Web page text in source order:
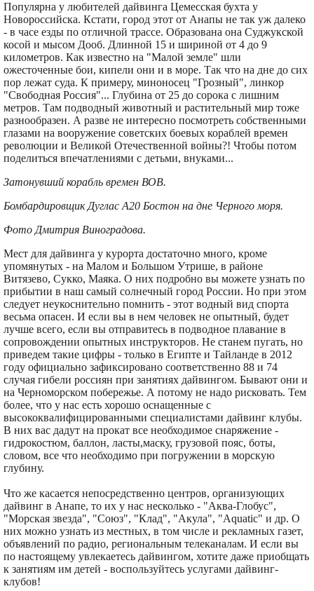
Популярна у любителей дайвинга Цемесская бухта у
Новороссийска. Кстати, город этот от Анапы не так уж далеко
- в часе езды по отличной трассе. Образована она Суджукской
косой и мысом Дооб. Длинной 15 и шириной от 4 до 9
километров. Как известно на "Малой земле" шли
ожесточенные бои, кипели они и в море. Так что на дне до сих
пор лежат суда. К примеру, миноносец "Грозный", линкор
"Свободная Россия"... Глубина от 25 до сорока с лишним
метров. Там подводный животный и растительный мир тоже
разнообразен. А разве не интересно посмотреть собственными
глазами на вооружение советских боевых кораблей времен
революции и Великой Отечественной войны?! Чтобы потом
поделиться впечатлениями с детьми, внуками...
Затонувший корабль времен ВОВ.
Бомбардировщик Дуглас А20 Бостон на дне Черного моря.
Фото Дмитрия Виноградова.
Мест для дайвинга у курорта достаточно много, кроме
упомянутых - на Малом и Большом Утрише, в районе
Витязево, Сукко, Маяка. О них подробно вы можете узнать по
прибытии в наш самый солнечный город России. Но при этом
следует неукоснительно помнить - этот водный вид спорта
весьма опасен. И если вы в нем человек не опытный, будет
лучше всего, если вы отправитесь в подводное плавание в
сопровождении опытных инструкторов. Не станем пугать, но
приведем такие цифры - только в Египте и Тайланде в 2012
году официально зафиксировано соответственно 88 и 74
случая гибели россиян при занятиях дайвингом. Бывают они и
на Черноморском побережье. А потому не надо рисковать. Тем
более, что у нас есть хорошо оснащенные с
высококвалифицированными специалистами дайвинг клубы.
В них вас дадут на прокат все необходимое снаряжение -
гидрокостюм, баллон, ласты,маску, грузовой пояс, боты,
словом, все что необходимо при погружении в морскую
глубину.
Что же касается непосредственно центров, организующих
дайвинг в Анапе, то их у нас несколько - "Аква-Глобус",
"Морская звезда", "Союз", "Клад", "Акула", "Aquatic" и др. О
них можно узнать из местных, в том числе и рекламных газет,
объявлений по радио, региональным телеканалам. И если вы
по настоящему увлекаетесь дайвингом, хотите даже приобщать
к занятиям им детей - воспользуйтесь услугами дайвинг-
клубов!